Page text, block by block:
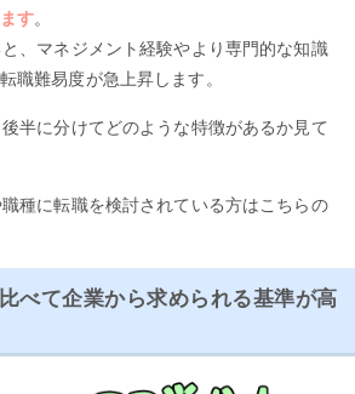
す。
、マネジメント経験やより専門的な知識
職難易度が急上昇します。
半に分けてどのような特徴があるか見て
種に転職を検討されている方はこちらの
べて企業から求められる基準が高